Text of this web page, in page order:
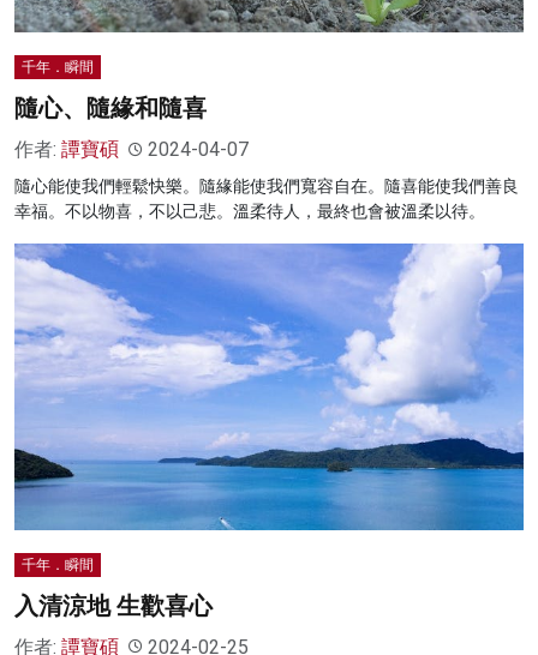
千年．瞬間
隨心、隨緣和隨喜
作者: 譚寶碩 2024-04-07
隨心能使我們輕鬆快樂。隨緣能使我們寬容自在。隨喜能使我們善良
幸福。不以物喜，不以己悲。溫柔待人，最終也會被溫柔以待。
千年．瞬間
入清涼地 生歡喜心
作者: 譚寶碩 2024-02-25